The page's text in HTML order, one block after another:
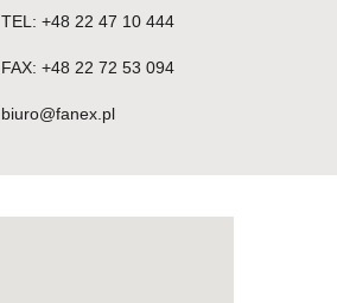
TEL: +48 22 47 10 444
FAX: +48 22 72 53 094
biuro@fanex.pl